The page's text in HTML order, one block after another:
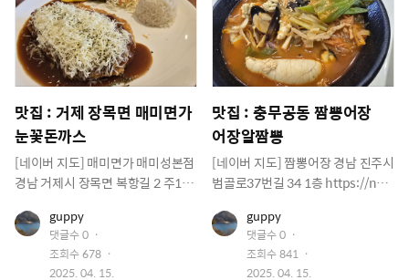
맛집 : 거제 장목면 매미면가
눈꽃돈까스
[네이버 지도] 매미면가 매미성본점
경남 거제시 장목면 복항길 2 주1동
7WSw3 주말에 맛난거 먹자고 해서
외식하러 나왔습니다. 막내가 좋아
하는 눈꽃치즈돈까스 먹으러 검색
유
저
guppy
댓글수0
조회수678
작
2025. 04. 15.
맛집 : 충무공동 짬뽕어장
어장알짬뽕
[네이버 지도] 짬뽕어장 경남 진주시
범골로37번길 34 1층 https://nav
랜만에 외식합니다. 짬뽕 먹고 싶다
하여 찾아왔네요 예전에 횟집 자리
인데 바뀌었네요 장사가 잘 안되었
유
저
guppy
댓글수0
조회수841
작
2025. 04. 15.